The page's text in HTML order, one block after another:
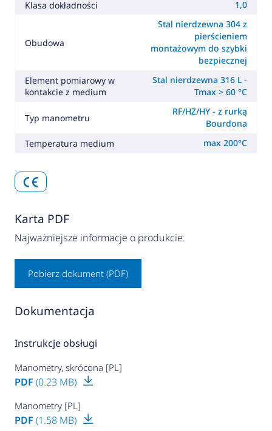
Klasa dokładności 1,0
Obudowa
Stal nierdzewna 304 z
pierścieniem
montażowym do szybki
bezpiecznej
Element pomiarowy w
kontakcie z medium
Stal nierdzewna 316 L -
Tmax > 60 °C
Typ manometru
RF/HZ/HY - z rurką
Bourdona
Temperatura medium
max 200°C
Karta PDF
Najważniejsze informacje o produkcie.
Pobierz dokument (PDF)
Dokumentacja
Instrukcje obsługi
Manometry, skrócona [PL]
PDF (0.23 MB)
Manometry [PL]
PDF (1.58 MB)